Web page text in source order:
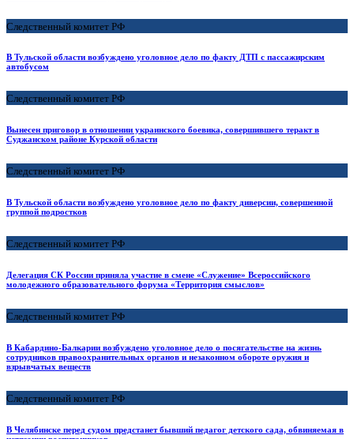
Следственный комитет РФ
В Тульской области возбуждено уголовное дело по факту ДТП с пассажирским
автобусом
Следственный комитет РФ
Вынесен приговор в отношении украинского боевика, совершившего теракт в
Суджанском районе Курской области
Следственный комитет РФ
В Тульской области возбуждено уголовное дело по факту диверсии, совершенной
группой подростков
Следственный комитет РФ
Делегация СК России приняла участие в смене «Служение» Всероссийского
молодежного образовательного форума «Территория смыслов»
Следственный комитет РФ
В Кабардино-Балкарии возбуждено уголовное дело о посягательстве на жизнь
сотрудников правоохранительных органов и незаконном обороте оружия и
взрывчатых веществ
Следственный комитет РФ
В Челябинске перед судом предстанет бывший педагог детского сада, обвиняемая в